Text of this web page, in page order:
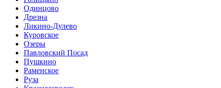
Одинцово
Дрезна
Ликино-Дулево
Куровское
Озеры
Павловский Посад
Пушкино
Раменское
Руза